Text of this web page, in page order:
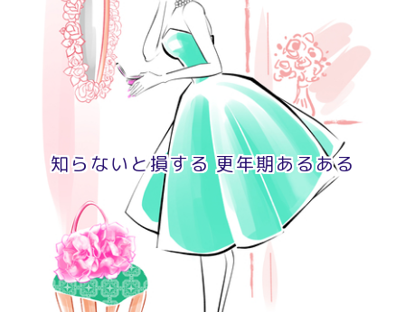
知らないと損する 更年期あるある